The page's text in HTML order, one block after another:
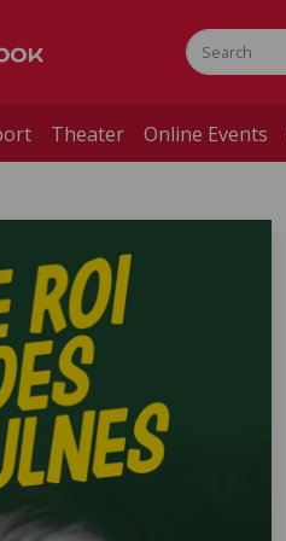
Theater Online Events